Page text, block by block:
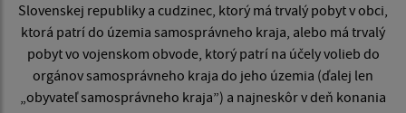
Slovenskej republiky a cudzinec, ktorý má trvalý pobyt v obci,
ktorá patrí do územia samosprávneho kraja, alebo má trvalý
pobyt vo vojenskom obvode, ktorý patrí na účely volieb do
orgánov samosprávneho kraja do jeho územia (ďalej len
„obyvateľ samosprávneho kraja”) a najneskôr v deň konania